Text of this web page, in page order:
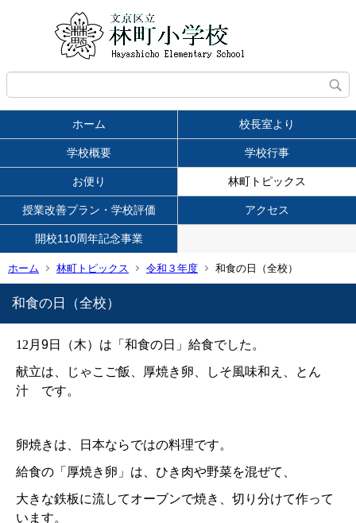
ホーム 校長室より
学校概要 学校行事
お便り 林町トピックス
授業改善プラン・学校評価 アクセス
開校110周年記念事業
ホーム 林町トピックス 令和３年度 和食の日（全校）
和食の日（全校）
12 月 9日（木）は「和食の日」給食でした。
献立は、じゃこご飯、厚焼き卵、しそ風味和え、とん
汁 です。
卵焼きは、日本ならではの料理です。
給食の「厚焼き卵」は、ひき肉や野菜を混ぜて、
大きな鉄板に流してオーブンで焼き、切り分けて作って
います。